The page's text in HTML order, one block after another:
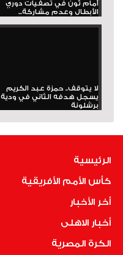
أمام ثون في تصفيات دوري
الأبطال وعدم مشاركة...
لا يتوقف.. حمزة عبد الكريم
يسجل هدفه الثاني في ودية
برشلونة
الرئيسية
كأس الأمم الأفريقية
أخر الأخبار
أخبار الاهلى
الكرة المصرية